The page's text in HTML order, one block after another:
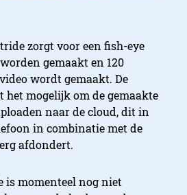
zorgt voor een fish-eye
gemaakt en 120
wordt gemaakt. De
het mogelijk om de gemaakte
naar de cloud, dit in
in combinatie met de
afdondert.
is momenteel nog niet